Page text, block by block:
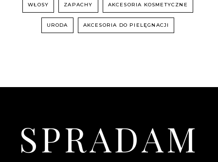
WŁOSY ZAPACHY AKCESORIA KOSMETYCZNE
URODA AKCESORIA DO PIELĘGNACJI
SPRADAM